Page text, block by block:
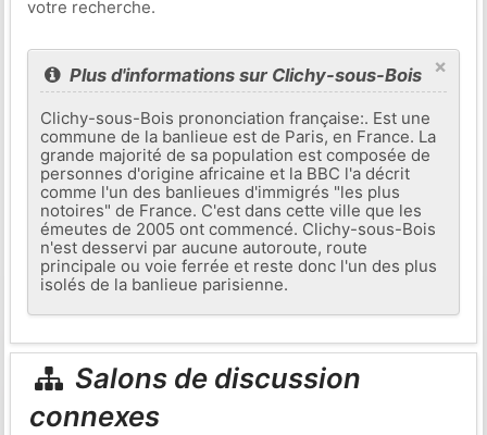
votre recherche.
×
Plus d'informations sur Clichy-sous-Bois
Clichy-sous-Bois prononciation française:. Est une
commune de la banlieue est de Paris, en France. La
grande majorité de sa population est composée de
personnes d'origine africaine et la BBC l'a décrit
comme l'un des banlieues d'immigrés "les plus
notoires" de France. C'est dans cette ville que les
émeutes de 2005 ont commencé. Clichy-sous-Bois
n'est desservi par aucune autoroute, route
principale ou voie ferrée et reste donc l'un des plus
isolés de la banlieue parisienne.
Salons de discussion
connexes